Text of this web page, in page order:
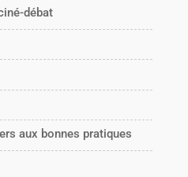
débat
aux bonnes pratiques